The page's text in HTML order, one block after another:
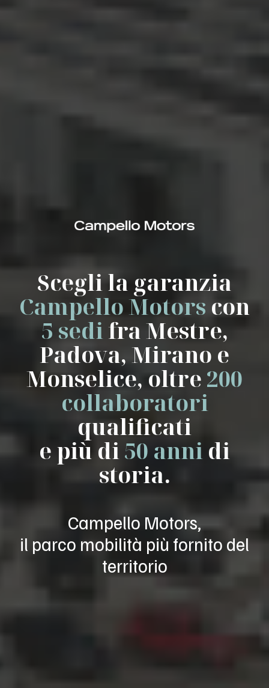
Scegli la garanzia
Campello Motors con
5 sedifra Mestre,
Padova, Mirano e
Monselice, oltre 200
collaboratori
qualificati
e più di50 anni di
storia.
Campello Motors,
il parco mobilità più fornito del
territorio